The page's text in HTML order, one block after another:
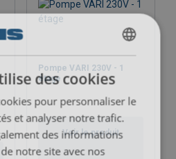
Pompe VARI 230V - 1
étage
Voir le produit
DUTCH
ENGLISH TRANSLATION
FRENCH
des cookies
pour personnaliser le
et analyser notre trafic.
des informations
notre site avec nos